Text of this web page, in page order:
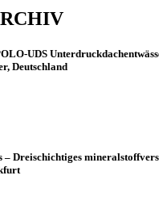
UDS
Deutschland
– Dreischichtiges